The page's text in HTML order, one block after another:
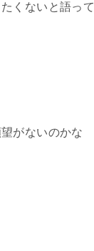
くないと語って
がないのかな